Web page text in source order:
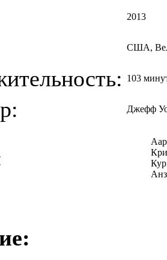
2013
США,
103
Джефф